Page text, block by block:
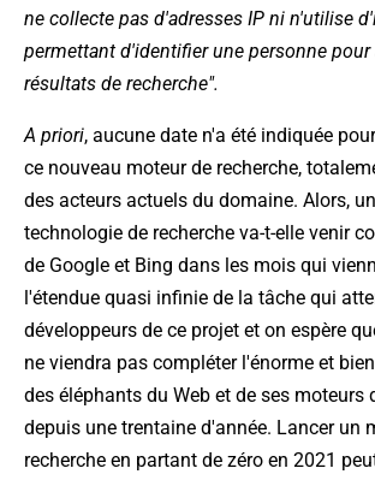
ne collecte pas d'adresses IP ni n'utilise
permettant d'identifier une personne pour
résultats de recherche".
A priori, aucune date n'a été indiquée
ce nouveau moteur de recherche,
des acteurs actuels du domaine. Alors,
technologie de recherche va-t-elle venir
de Google et Bing dans les mois qui
l'étendue quasi infinie de la tâche qui
développeurs de ce projet et on espère
ne viendra pas compléter l'énorme et
des éléphants du Web et de ses moteurs
depuis une trentaine d'année. Lancer un
recherche en partant de zéro en 2021